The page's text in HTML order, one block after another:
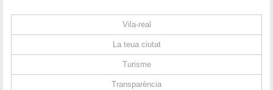
Vila-real
La teua ciutat
Turisme
Transparència